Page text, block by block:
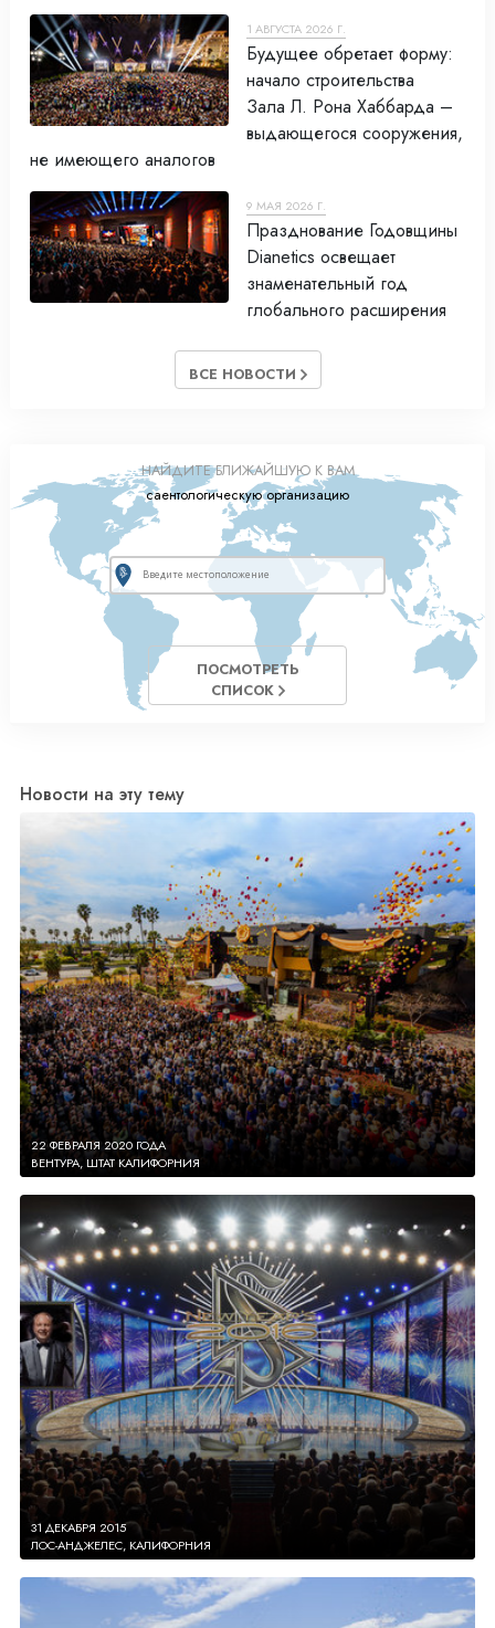
1 АВГУСТА 2026 Г.
Будущее обретает форму:
начало строительства
Зала Л. Рона Хаббарда –
выдающегося сооружения,
не имеющего аналогов
9 МАЯ 2026 Г.
Празднование Годовщины
Dianetics освещает
знаменательный год
глобального расширения
ВСЕ НОВОСТИ
НАЙДИТЕ БЛИЖАЙШУЮ К ВАМ
саентологическую организацию
ПОСМОТРЕТЬ
СПИСОК
Новости на эту тему
22 ФЕВРАЛЯ 2020 ГОДА
ВЕНТУРА, ШТАТ КАЛИФОРНИЯ
31 ДЕКАБРЯ 2015
ЛОС-АНДЖЕЛЕС, КАЛИФОРНИЯ